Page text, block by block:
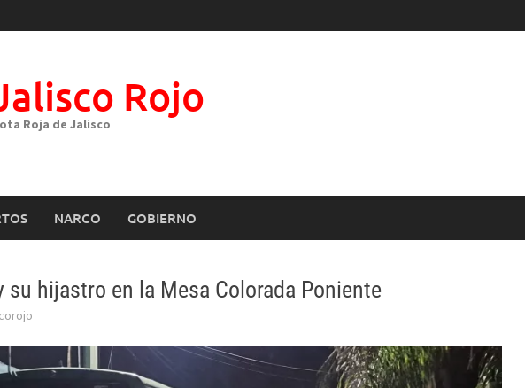
Rojo
Roja de Jalisco
NARCO GOBIERNO
su hijastro en la Mesa Colorada Poniente